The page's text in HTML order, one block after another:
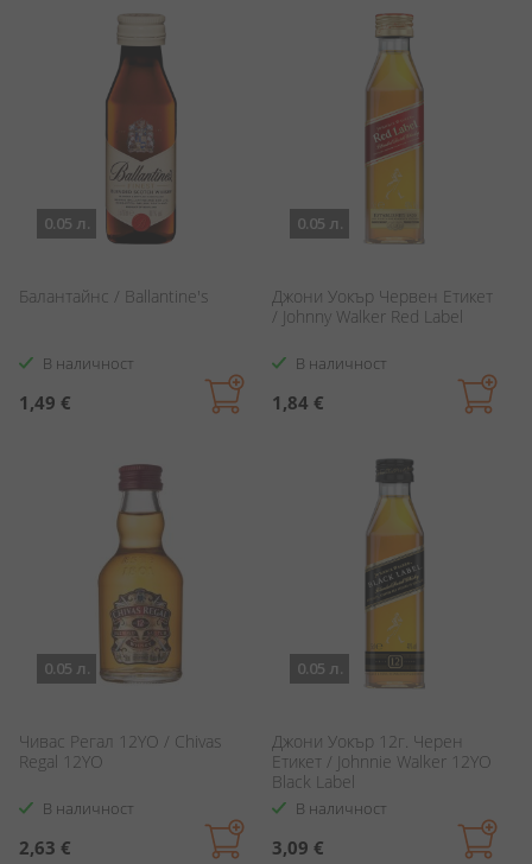
0.05 л.
Балантайнс / Ballantine's
В наличност
1,49 €
0.05 л.
Джони Уокър Червен Етикет
/ Johnny Walker Red Label
В наличност
1,84 €
0.05 л.
Чивас Регал 12YO / Chivas
Regal 12YO
В наличност
2,63 €
0.05 л.
Джони Уокър 12г. Черен
Етикет / Johnnie Walker 12YO
Black Label
В наличност
3,09 €